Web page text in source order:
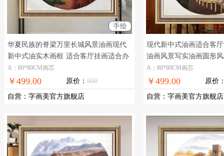
手绘
华夏民族的脊梁万里长城风景油画现代
新中式油实木画框 适合客厅挂画适合办
公室装饰挂画
A：80*80CM画芯
￥499.00 原价： 800
自营 ： 字画美官方旗舰店
现代新中式油画适合客
油画风景写实油画圆形
手绘油画风景油画
A：80*80CM画芯
￥499.00 原价
自营 ： 字画美官方旗舰店